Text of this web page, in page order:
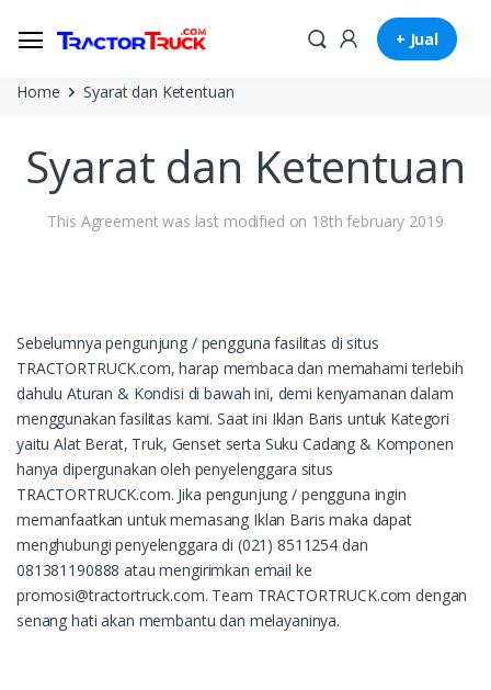
+ Jual
Home Syarat dan Ketentuan
Syarat dan Ketentuan
This Agreement was last modified on 18th february 2019
Sebelumnya pengunjung / pengguna fasilitas di situs
TRACTORTRUCK.com, harap membaca dan memahami terlebih
dahulu Aturan & Kondisi di bawah ini, demi kenyamanan dalam
menggunakan fasilitas kami. Saat ini Iklan Baris untuk Kategori
yaitu Alat Berat, Truk, Genset serta Suku Cadang & Komponen
hanya dipergunakan oleh penyelenggara situs
TRACTORTRUCK.com. Jika pengunjung / pengguna ingin
memanfaatkan untuk memasang Iklan Baris maka dapat
menghubungi penyelenggara di (021) 8511254 dan
081381190888 atau mengirimkan email ke
promosi@tractortruck.com. Team TRACTORTRUCK.com dengan
senang hati akan membantu dan melayaninya.